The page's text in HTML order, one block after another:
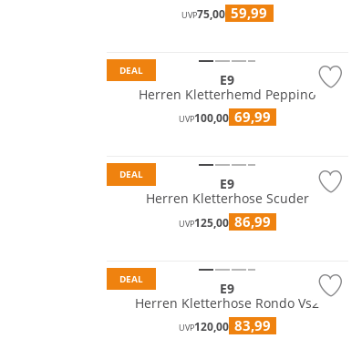
UVP75,00 59,99
DEAL
E9
Herren Kletterhemd Peppino
UVP100,00 69,99
DEAL
E9
Herren Kletterhose Scuder
UVP125,00 86,99
DEAL
E9
Herren Kletterhose Rondo Vs2
UVP120,00 83,99